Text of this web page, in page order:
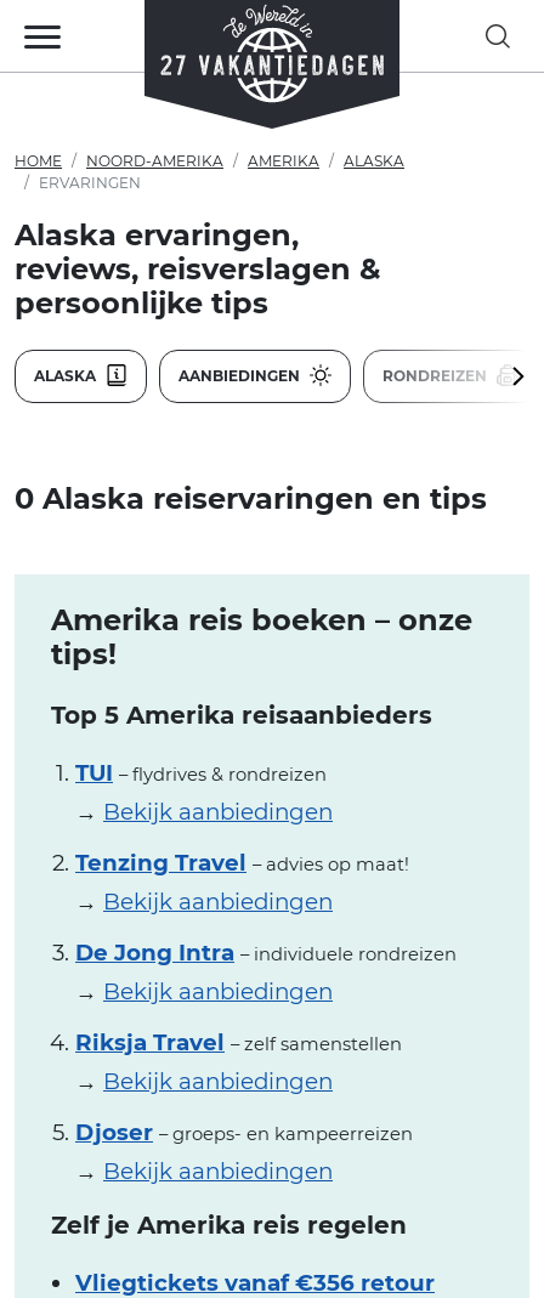
HOME NOORD-AMERIKA AMERIKA
ALASKA
ERVARINGEN
Alaska ervaringen,
reviews, reisverslagen &
persoonlijke tips
ALASKA AANBIEDINGEN RONDREIZEN
0 Alaska reiservaringen en tips
Amerika reis boeken – onze
tips!
Top 5 Amerika reisaanbieders
TUI – flydrives & rondreizen
→ Bekijk aanbiedingen
Tenzing Travel – advies op maat!
→ Bekijk aanbiedingen
De Jong Intra – individuele rondreizen
→ Bekijk aanbiedingen
Riksja Travel – zelf samenstellen
→ Bekijk aanbiedingen
Djoser – groeps- en kampeerreizen
→ Bekijk aanbiedingen
Zelf je Amerika reis regelen
Vliegtickets vanaf €356 retour